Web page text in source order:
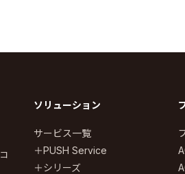
ソリューション
サービス一覧
＋PUSH Service
＋シリーズ